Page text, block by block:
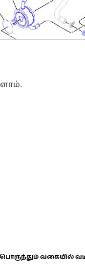
வகையில்